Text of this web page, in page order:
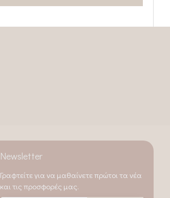
Newsletter
Γραφτείτε για να μαθαίνετε πρώτοι τα νέα
και τις προσφορές μας.